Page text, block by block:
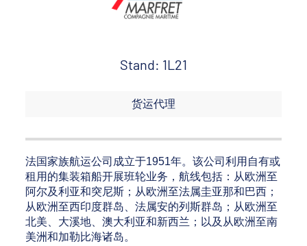
Stand: 1L21
货运代理
法国家族航运公司成立于1951年。该公司利用自有或
租用的集装箱船开展班轮业务，航线包括：从欧洲至
阿尔及利亚和突尼斯；从欧洲至法属圭亚那和巴西；
从欧洲至西印度群岛、法属安的列斯群岛；从欧洲至
北美、大溪地、澳大利亚和新西兰；以及从欧洲至南
美洲和加勒比海诸岛。